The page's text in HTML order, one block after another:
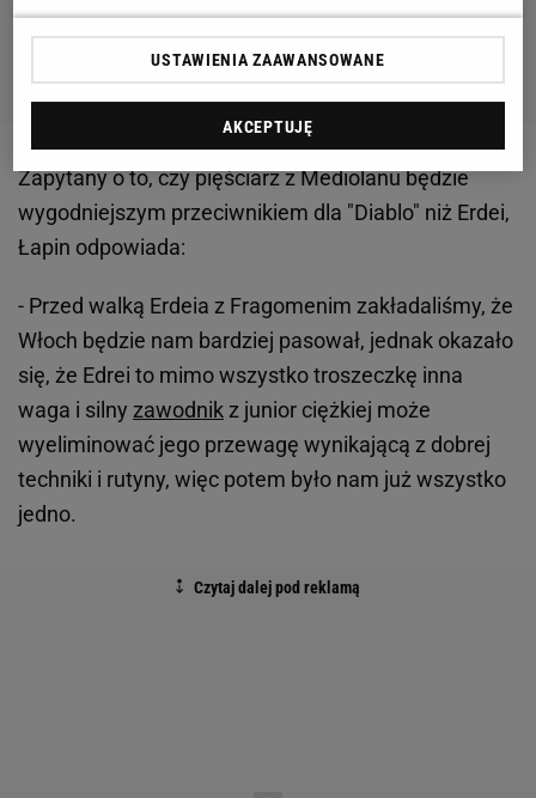
Zapytany o to, czy pięściarz z Mediolanu będzie
wygodniejszym przeciwnikiem dla "Diablo" niż Erdei,
Łapin odpowiada:
- Przed walką Erdeia z Fragomenim zakładaliśmy, że
Włoch będzie nam bardziej pasował, jednak okazało
się, że Edrei to mimo wszystko troszeczkę inna
waga i silny zawodnik z junior ciężkiej może
wyeliminować jego przewagę wynikającą z dobrej
techniki i rutyny, więc potem było nam już wszystko
jedno.
USTAWIENIA ZAAWANSOWANE
AKCEPTUJĘ